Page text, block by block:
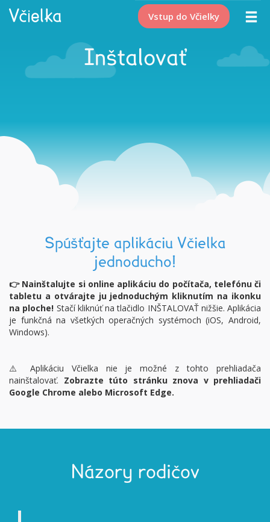
Vstup do Včielky
Inštalovať
Spúšťajte aplikáciu Včielka
jednoducho!
👉 Nainštalujte si online aplikáciu do počítača, telefónu či
tabletu a otvárajte ju jednoduchým kliknutím na ikonku
na ploche! Stačí kliknúť na tlačidlo INŠTALOVAŤ nižšie. Aplikácia
je funkčná na všetkých operačných systémoch (iOS, Android,
Windows).
⚠️ Aplikáciu Včielka nie je možné z tohto prehliadača
nainštalovať. Zobrazte túto stránku znova v prehliadači
Google Chrome alebo Microsoft Edge.
Názory rodičov